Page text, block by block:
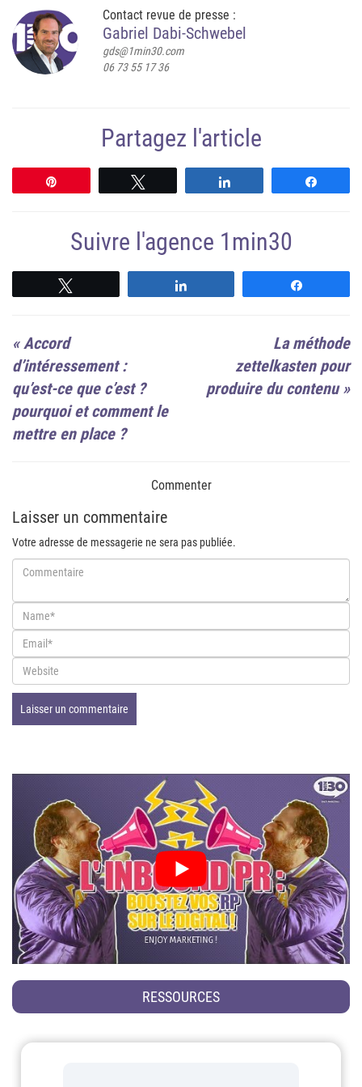
Contact revue de presse :
Gabriel Dabi-Schwebel
gds@1min30.com
06 73 55 17 36
Partagez l'article
Suivre l'agence 1min30
«Accord
d’intéressement :
qu’est-ce que c’est ?
pourquoi et comment le
mettre en place ?
La méthode
zettelkasten pour
produire du contenu»
Commenter
Laisser un commentaire
Votre adresse de messagerie ne sera pas publiée.
RESSOURCES